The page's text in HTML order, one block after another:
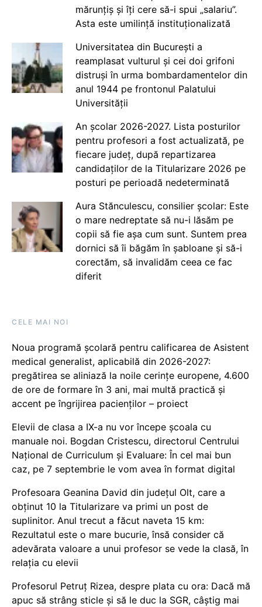
mărunțiș și îți cere să-i spui „salariu”.
Asta este umilință instituționalizată
Universitatea din București a
reamplasat vulturul și cei doi grifoni
distruși în urma bombardamentelor din
anul 1944 pe frontonul Palatului
Universității
An școlar 2026-2027. Lista posturilor
pentru profesori a fost actualizată, pe
fiecare județ, după repartizarea
candidaților de la Titularizare 2026 pe
posturi pe perioadă nedeterminată
Aura Stănculescu, consilier școlar: Este
o mare nedreptate să nu-i lăsăm pe
copii să fie așa cum sunt. Suntem prea
dornici să îi băgăm în șabloane și să-i
corectăm, să invalidăm ceea ce fac
diferit
CELE MAI NOI
Noua programă școlară pentru calificarea de Asistent
medical generalist, aplicabilă din 2026-2027:
pregătirea se aliniază la noile cerințe europene, 4.600
de ore de formare în 3 ani, mai multă practică și
accent pe îngrijirea pacienților – proiect
Elevii de clasa a IX-a nu vor începe școala cu
manuale noi. Bogdan Cristescu, directorul Centrului
Național de Curriculum și Evaluare: În cel mai bun
caz, pe 7 septembrie le vom avea în format digital
Profesoara Geanina David din județul Olt, care a
obținut 10 la Titularizare va primi un post de
suplinitor. Anul trecut a făcut naveta 15 km:
Rezultatul este o mare bucurie, însă consider că
adevărata valoare a unui profesor se vede la clasă, în
relația cu elevii
Profesorul Petruț Rizea, despre plata cu ora: Dacă mă
apuc să strâng sticle și să le duc la SGR, câștig mai